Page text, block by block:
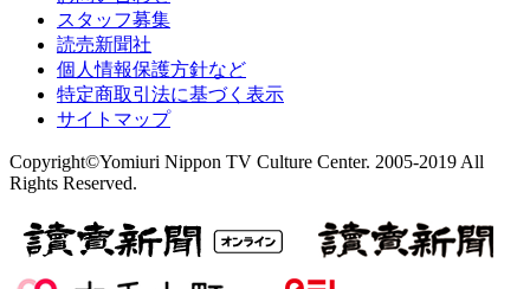
スタッフ募集
読売新聞社
個人情報保護方針など
特定商取引法に基づく表示
サイトマップ
Copyright©Yomiuri Nippon TV Culture Center. 2005-2019 All
Rights Reserved.